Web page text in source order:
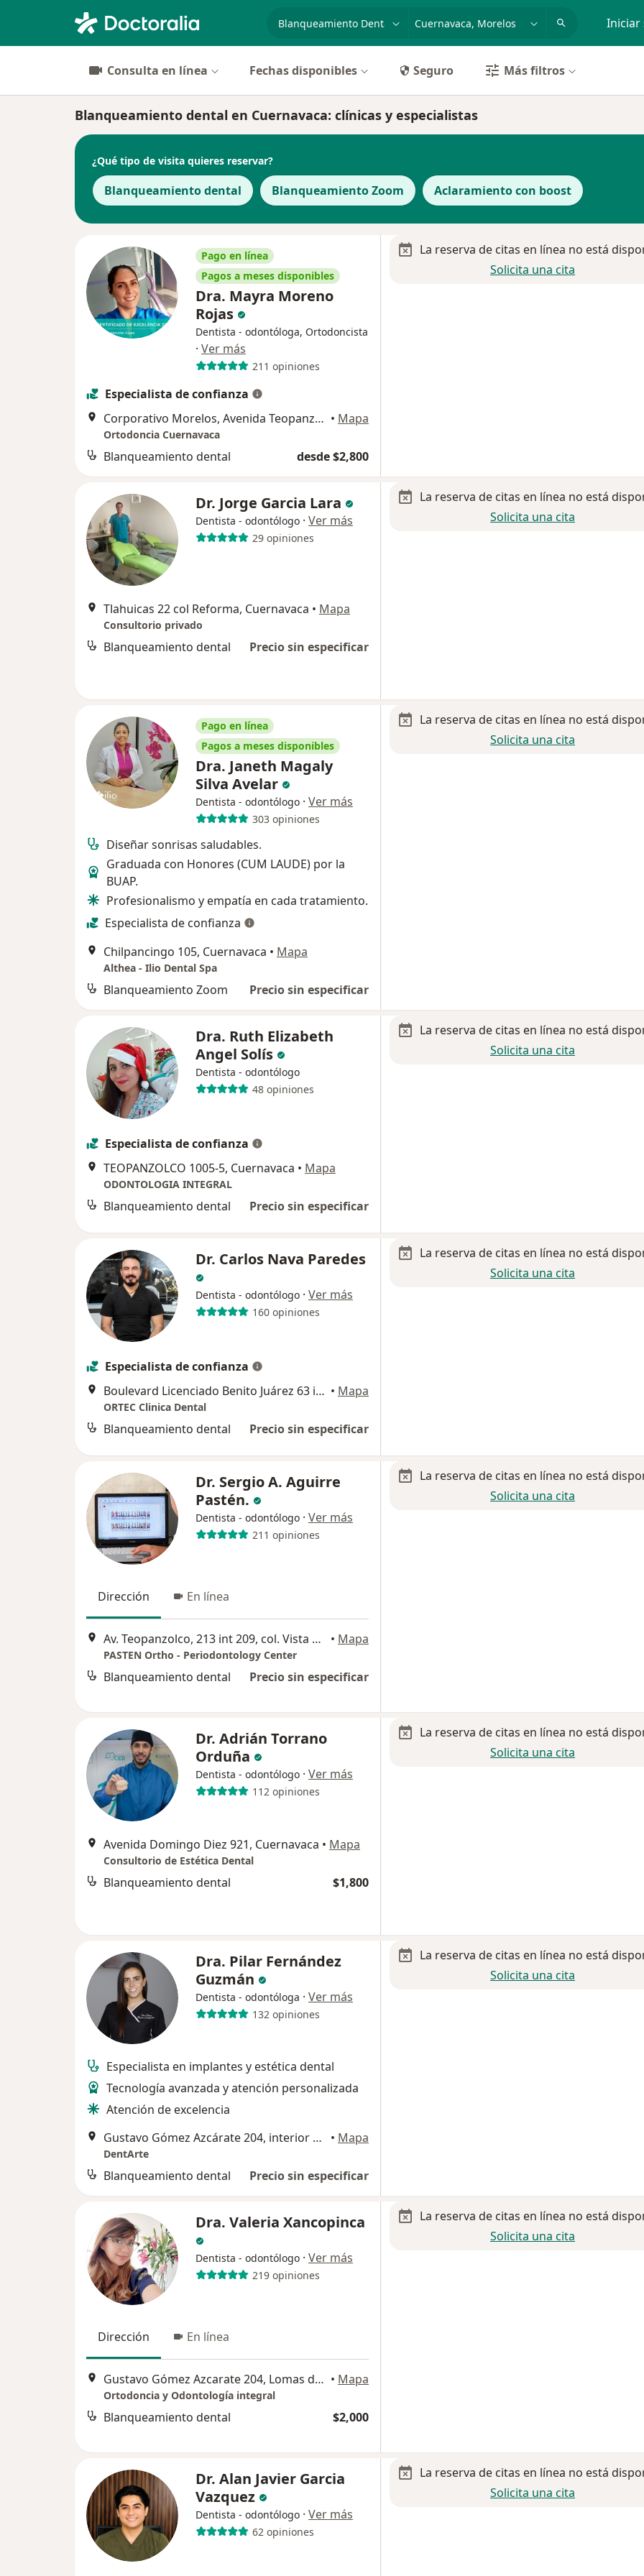
Iniciar
Consulta en línea Fechas disponibles Seguro Más filtros
Blanqueamiento dental en Cuernavaca: clínicas y especialistas
¿Qué tipo de visita quieres reservar?
Blanqueamiento dental Blanqueamiento Zoom Aclaramiento con boost
Pago en línea
Pagos a meses disponibles
Dra. Mayra Moreno
Rojas
Dentista - odontóloga, Ortodoncista
· Ver más
211 opiniones
Especialista de confianza
Corporativo Morelos, Avenida Teopanzolco 408, Cuernavaca • Mapa
Ortodoncia Cuernavaca
Blanqueamiento dental desde $2,800
La reserva de citas en línea no está
Solicita una cita
Dr. Jorge Garcia Lara
Dentista - odontólogo · Ver más
29 opiniones
Tlahuicas 22 col Reforma, Cuernavaca • Mapa
Consultorio privado
Blanqueamiento dental Precio sin especificar
La reserva de citas en línea no está
Solicita una cita
Pago en línea
Pagos a meses disponibles
Dra. Janeth Magaly
Silva Avelar
Dentista - odontólogo · Ver más
303 opiniones
Diseñar sonrisas saludables.
Graduada con Honores (CUM LAUDE) por la
BUAP.
Profesionalismo y empatía en cada tratamiento.
Especialista de confianza
Chilpancingo 105, Cuernavaca • Mapa
Althea - Ilio Dental Spa
Blanqueamiento Zoom Precio sin especificar
La reserva de citas en línea no está
Solicita una cita
Dra. Ruth Elizabeth
Angel Solís
Dentista - odontólogo
48 opiniones
Especialista de confianza
TEOPANZOLCO 1005-5, Cuernavaca • Mapa
ODONTOLOGIA INTEGRAL
Blanqueamiento dental Precio sin especificar
La reserva de citas en línea no está
Solicita una cita
Dr. Carlos Nava Paredes
Dentista - odontólogo · Ver más
160 opiniones
Especialista de confianza
Boulevard Licenciado Benito Juárez 63 int. 8 plaza jade, Cuernavaca • Mapa
ORTEC Clinica Dental
Blanqueamiento dental Precio sin especificar
La reserva de citas en línea no está
Solicita una cita
Dr. Sergio A. Aguirre
Pastén.
Dentista - odontólogo · Ver más
211 opiniones
Dirección En línea
Av. Teopanzolco, 213 int 209, col. Vista Hermosa, Cuernavaca • Mapa
PASTEN Ortho - Periodontology Center
Blanqueamiento dental Precio sin especificar
La reserva de citas en línea no está
Solicita una cita
Dr. Adrián Torrano
Orduña
Dentista - odontólogo · Ver más
112 opiniones
Avenida Domingo Diez 921, Cuernavaca • Mapa
Consultorio de Estética Dental
Blanqueamiento dental $1,800
La reserva de citas en línea no está
Solicita una cita
Dra. Pilar Fernández
Guzmán
Dentista - odontóloga · Ver más
132 opiniones
Especialista en implantes y estética dental
Tecnología avanzada y atención personalizada
Atención de excelencia
Gustavo Gómez Azcárate 204, interior 1B, Cuernavaca
• Mapa
DentArte
Blanqueamiento dental Precio sin especificar
La reserva de citas en línea no está
Solicita una cita
Dra. Valeria Xancopinca
Dentista - odontólogo · Ver más
219 opiniones
Dirección En línea
Gustavo Gómez Azcarate 204, Lomas de la Selva, Cuernavaca • Mapa
Ortodoncia y Odontología integral
Blanqueamiento dental $2,000
La reserva de citas en línea no está
Solicita una cita
Dr. Alan Javier Garcia
Vazquez
Dentista - odontólogo · Ver más
62 opiniones
La reserva de citas en línea no está
Solicita una cita